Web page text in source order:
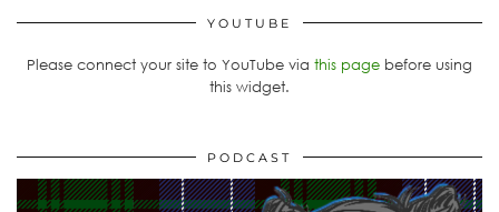
YOUTUBE
Please connect your site to YouTube via this page before using
this widget.
PODCAST